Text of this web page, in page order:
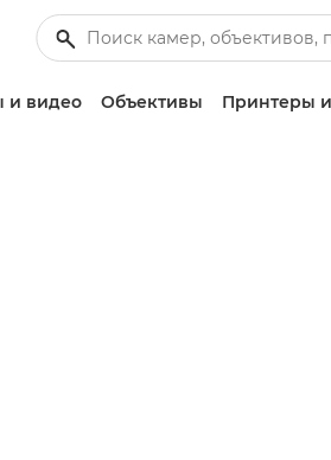
и видео Объективы Принтеры